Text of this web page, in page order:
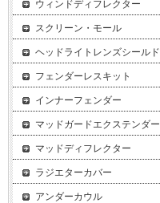
ウィンドディフレクター
スクリーン・モール
ヘッドライトレンズシールド
フェンダーレスキット
インナーフェンダー
マッドガードエクステンダー
マッドディフレクター
ラジエターカバー
アンダーカウル